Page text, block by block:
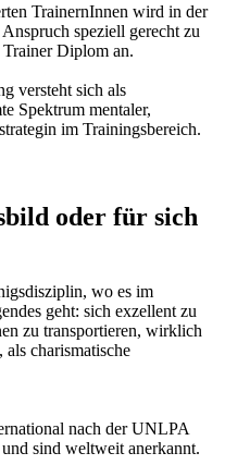
TrainernInnen wird in der
speziell gerecht zu
Diplom an.
versteht sich als
Spektrum mentaler,
im Trainingsbereich.
oder für sich
wo es im
geht: sich exzellent zu
zu transportieren, wirklich
als charismatische
nach der UNLPA
sind weltweit anerkannt.